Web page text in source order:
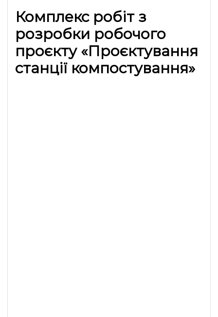
Комплекс робіт з
розробки робочого
проєкту «Проєктування
станції компостування»